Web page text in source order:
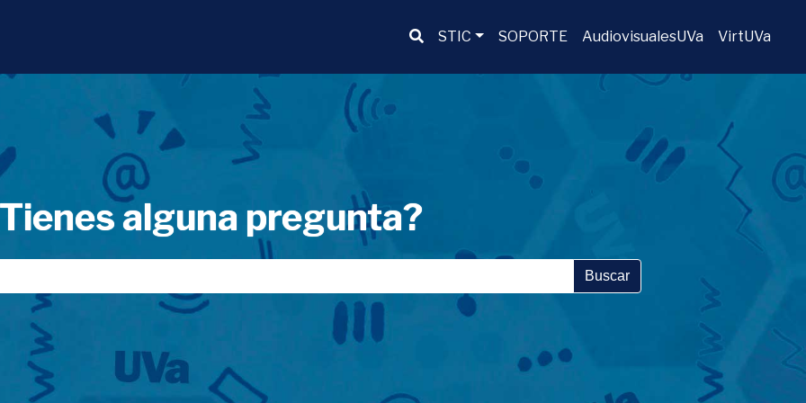
Buscador
STIC SOPORTE AudiovisualesUVa VirtUVa
alguna pregunta?
Buscar